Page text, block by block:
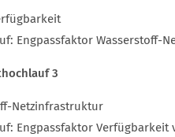
Engpassfaktor Wasserstoff-
3
Netzinfrastruktur
Engpassfaktor Verfügbarkeit